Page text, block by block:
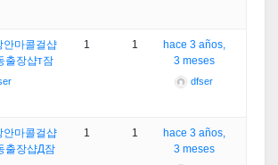
안마콜걸샵
출장샵т잠
1 1
hace 3 años,
3 meses
dfser
안마콜걸샵
출장샵Д잠
1 1
hace 3 años,
3 meses